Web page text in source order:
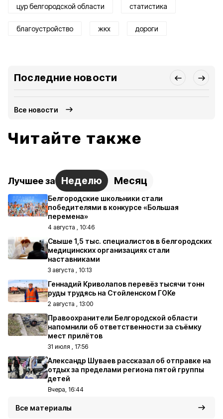
цур белгородской области статистика
благоустройство жкх дороги
Последние новости
Все новости
Читайте также
Лучшее за Неделю Месяц
Белгородские школьники стали
победителями в конкурсе «Большая
перемена»
4 августа , 10:46
Свыше 1,5 тыс. специалистов в белгородских
медицинских организациях стали
наставниками
3 августа , 10:13
Геннадий Криволапов перевёз тысячи тонн
руды трудясь на Стойленском ГОКе
2 августа , 13:00
Правоохранители Белгородской области
напомнили об ответственности за съёмку
мест прилётов
31 июля , 17:56
Александр Шуваев рассказал об отправке на
отдых за пределами региона пятой группы
детей
Вчера, 16:44
Все материалы